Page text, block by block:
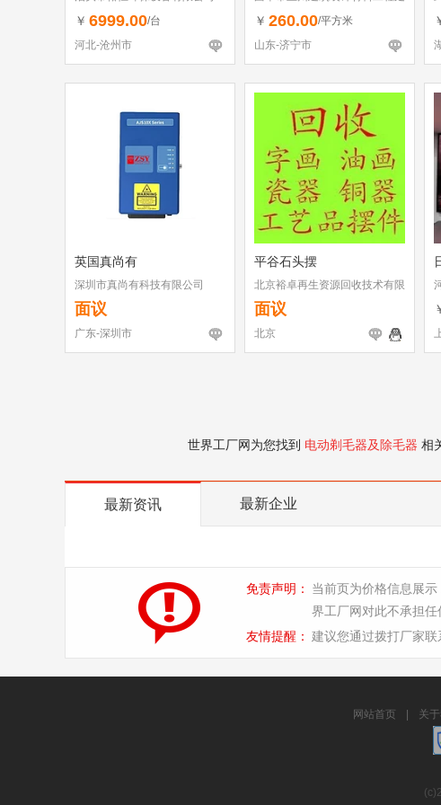
￥ 6999.00/台
河北-沧州市
￥ 260.00/平方米
山东-济宁市
英国真尚有
深圳市真尚有科技有限公司
面议
广东-深圳市
平谷石头摆
北京裕卓再生资源回收技术有限
公司
面议
北京
世界工厂网为您找到 电动剃毛器及除毛器 相
最新资讯 最新企业
免责声明：
当前页为价格信息展
界工厂网对此不承担任
友情提醒： 建议您通过拨打厂家
网站首页 关